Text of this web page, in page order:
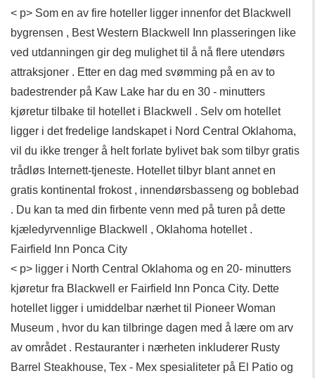
< p> Som en av fire hoteller ligger innenfor det Blackwell
bygrensen , Best Western Blackwell Inn plasseringen like
ved utdanningen gir deg mulighet til å nå flere utendørs
attraksjoner . Etter en dag med svømming på en av to
badestrender på Kaw Lake har du en 30 - minutters
kjøretur tilbake til hotellet i Blackwell . Selv om hotellet
ligger i det fredelige landskapet i Nord Central Oklahoma,
vil du ikke trenger å helt forlate bylivet bak som tilbyr gratis
trådløs Internett-tjeneste. Hotellet tilbyr blant annet en
gratis kontinental frokost , innendørsbasseng og boblebad
. Du kan ta med din firbente venn med på turen på dette
kjæledyrvennlige Blackwell , Oklahoma hotellet .
Fairfield Inn Ponca City
< p> ligger i North Central Oklahoma og en 20- minutters
kjøretur fra Blackwell er Fairfield Inn Ponca City. Dette
hotellet ligger i umiddelbar nærhet til Pioneer Woman
Museum , hvor du kan tilbringe dagen med å lære om arv
av området . Restauranter i nærheten inkluderer Rusty
Barrel Steakhouse, Tex - Mex spesialiteter på El Patio og